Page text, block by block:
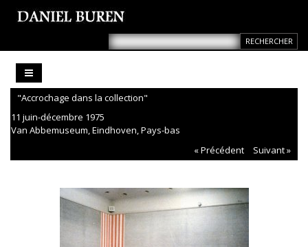
"Accrochage dans la collection"
11 juin-décembre 1975
Van Abbemuseum, Eindhoven, Pays-bas
« Précédent
Suivant »